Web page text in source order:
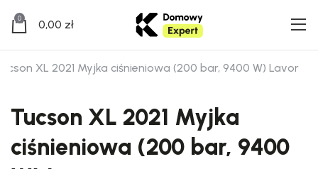
0 0,00 zł
XL 2021 Myjka ciśnieniowa (200 bar, 9400 W) Lavor
Tucson XL 2021 Myjka
ciśnieniowa (200 bar, 9400